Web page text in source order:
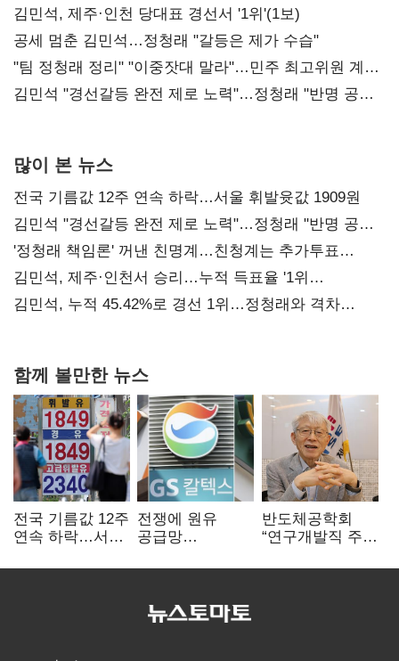
0.86%p(2보)
김민석, 제주·인천 당대표 경선서 '1위'(1보)
공세 멈춘 김민석…정청래 "갈등은 제가 수습"
"팀 정청래 정리" "이중잣대 말라"…민주 최고위원 계파
다툼 격화
김민석 "경선갈등 완전 제로 노력"…정청래 "반명 공세
많이 본 뉴스
전국 기름값 12주 연속 하락…서울 휘발윳값 1909원
김민석 "경선갈등 완전 제로 노력"…정청래 "반명 공세
사과부터"
'정청래 책임론' 꺼낸 친명계…친청계는 추가투표
때리기
김민석, 제주·인천서 승리…누적 득표율 '1위
탈환'(종합)
김민석, 누적 45.42%로 경선 1위…정청래와 격차
함께 볼만한 뉴스
전국 기름값 12주
연속 하락…서울
전쟁에 원유
공급망
정유, 에너지안보
반도체공학회
“연구개발직 주
개선해야”